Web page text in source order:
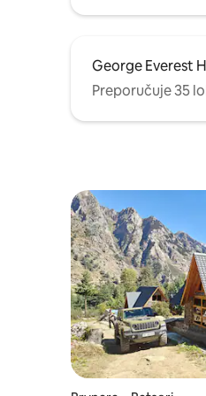
George Everest
Preporučuje 35